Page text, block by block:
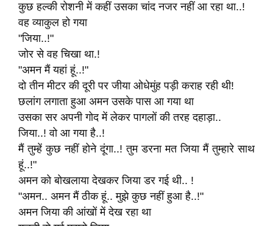
कुछ हल्की रोशनी में कहीं उसका चांद नजर नहीं आ रहा था..!
वह व्याकुल हो गया
"जिया..!"
जोर से वह चिखा था.!
"अमन मैं यहां हूं..!"
दो तीन मीटर की दूरी पर जीया ओधेमुंह पड़ी कराह रही थी!
छलांग लगाता हुआ अमन उसके पास आ गया था
उसका सर अपनी गोद में लेकर पागलों की तरह दहाड़ा..
जिया..! वो आ गया है..!
मैं तुम्हें कुछ नहीं होने दूंगा..! तुम डरना मत जिया मैं तुम्हारे साथ
हूं..!"
अमन को बोखलाया देखकर जिया डर गई थी.. !
"अमन.. अमन मैं ठीक हूं.. मुझे कुछ नहीं हुआ है..!"
अमन जिया की आंखों में देख रहा था